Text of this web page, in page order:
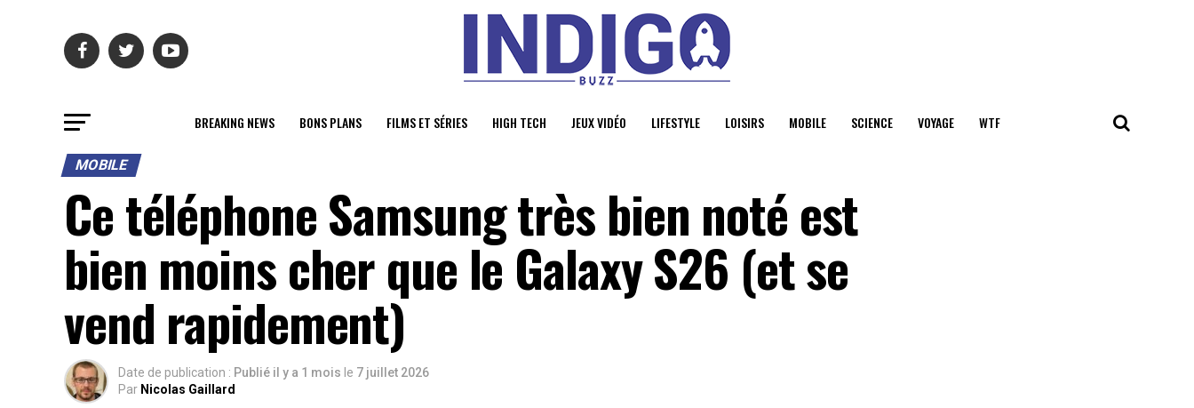
BREAKING NEWS BONS PLANS FILMS ET SÉRIES HIGH TECH JEUX VIDÉO LIFESTYLE LOISIRS MOBILE SCIENCE VOYAGE WTF
MOBILE
Ce téléphone Samsung très bien noté est
bien moins cher que le Galaxy S26 (et se
vend rapidement)
Date de publication : Publié il y a 1 mois le 7 juillet 2026
Par Nicolas Gaillard